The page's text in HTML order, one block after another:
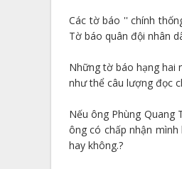
Các tờ báo '' chính
Tờ báo quân đội nhân
Những tờ báo hạng hai
như thể câu lượng đọc
Nếu ông Phùng Quang
ông có chấp nhận
hay không.?